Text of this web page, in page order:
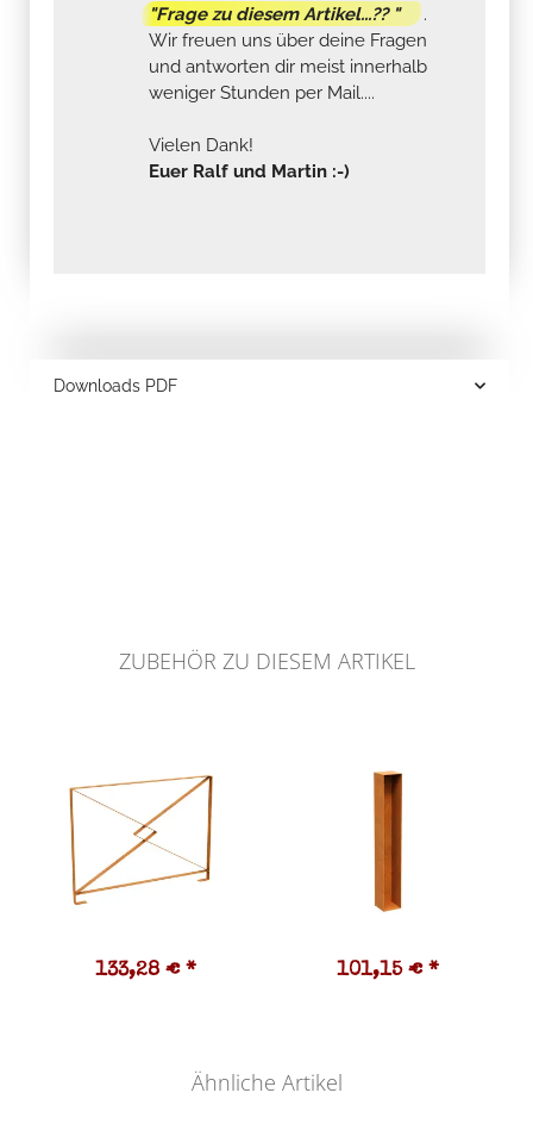
"Frage zu diesem Artikel...?? "
.
Wir freuen uns über deine Fragen
und antworten dir meist innerhalb
weniger Stunden per Mail....
Vielen Dank!
Euer Ralf und Martin :-)
Downloads PDF
ZUBEHÖR ZU DIESEM ARTIKEL
133,28 € * 101,15 € *
Ähnliche Artikel